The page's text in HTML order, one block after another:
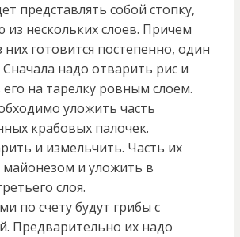
представлять собой стопку,
из нескольких слоев. Причем
готовится постепенно, один
Сначала надо отварить рис и
на тарелку ровным слоем.
уложить часть
крабовых палочек.
и измельчить. Часть их
и уложить в
слоя.
по счету будут грибы с
Предварительно их надо